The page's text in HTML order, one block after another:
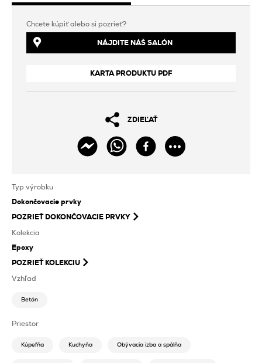
Chcete kúpiť alebo si pozrieť?
NÁJDITE NÁŠ SALÓN
KARTA PRODUKTU PDF
ZDIEĽAŤ
Typ výrobku
Dokončovacie prvky
POZRIEŤDOKONČOVACIE PRVKY
Kolekcia
Epoxy
POZRIEŤ KOLEKCIU
Vzhľad
Betón
Priestor
Kúpeľňa Kuchyňa Obývacia izba a spálňa